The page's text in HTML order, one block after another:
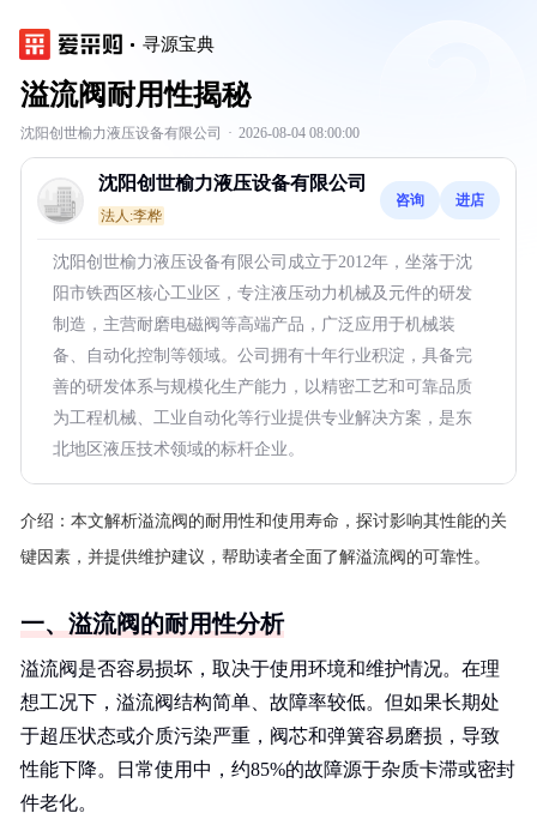
寻源宝典
溢流阀耐用性揭秘
沈阳创世榆力液压设备有限公司 · 2026-08-04 08:00:00
沈阳创世榆力液压设备有限公司
法人:李桦
咨询 进店
沈阳创世榆力液压设备有限公司成立于2012年，坐落于沈
阳市铁西区核心工业区，专注液压动力机械及元件的研发
制造，主营耐磨电磁阀等高端产品，广泛应用于机械装
备、自动化控制等领域。公司拥有十年行业积淀，具备完
善的研发体系与规模化生产能力，以精密工艺和可靠品质
为工程机械、工业自动化等行业提供专业解决方案，是东
北地区液压技术领域的标杆企业。
介绍： 本文解析溢流阀的耐用性和使用寿命，探讨影响其性能的关
键因素，并提供维护建议，帮助读者全面了解溢流阀的可靠性。
一、溢流阀的耐用性分析
溢流阀是否容易损坏，取决于使用环境和维护情况。在理
想工况下，溢流阀结构简单、故障率较低。但如果长期处
于超压状态或介质污染严重，阀芯和弹簧容易磨损，导致
性能下降。日常使用中，约85%的故障源于杂质卡滞或密封
件老化。